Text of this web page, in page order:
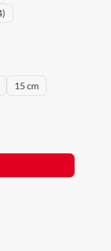
15 cm
Wert ein